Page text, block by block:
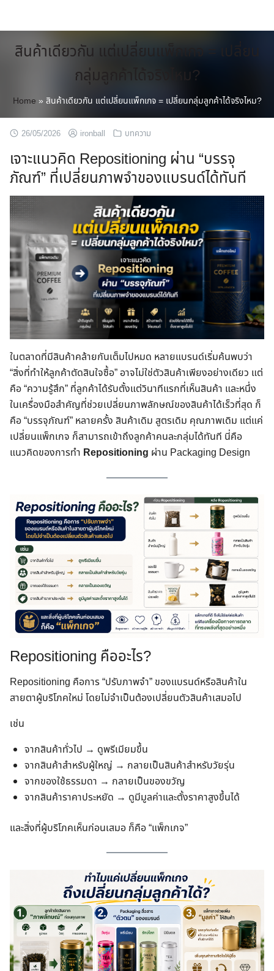
สินค้าเดียวกัน แต่เปลี่ยนแพ็กเกจ = เปลี่ยน
กลุ่มลูกค้าได้จริงไหม?
Home » สินค้าเดียวกัน แต่เปลี่ยนแพ็กเกจ = เปลี่ยนกลุ่มลูกค้าได้จริงไหม?
26/05/2026 ironball บทความ
เจาะแนวคิด Repositioning ผ่าน “บรรจุ
ภัณฑ์” ที่เปลี่ยนภาพจำของแบรนด์ได้ทันที
ในตลาดที่มีสินค้าคล้ายกันเต็มไปหมด หลายแบรนด์เริ่มค้นพบว่า
“สิ่งที่ทำให้ลูกค้าตัดสินใจซื้อ” อาจไม่ใช่ตัวสินค้าเพียงอย่างเดียว แต่
คือ “ความรู้สึก” ที่ลูกค้าได้รับตั้งแต่วินาทีแรกที่เห็นสินค้า และหนึ่ง
ในเครื่องมือสำคัญที่ช่วยเปลี่ยนภาพลักษณ์ของสินค้าได้เร็วที่สุด ก็
คือ “บรรจุภัณฑ์” หลายครั้ง สินค้าเดิม สูตรเดิม คุณภาพเดิม แต่แค่
เปลี่ยนแพ็กเกจ ก็สามารถเข้าถึงลูกค้าคนละกลุ่มได้ทันที นี่คือ
แนวคิดของการทำ Repositioning ผ่าน Packaging Design
Repositioning คืออะไร?
Repositioning คือการ “ปรับภาพจำ” ของแบรนด์หรือสินค้าใน
สายตาผู้บริโภคใหม่ โดยไม่จำเป็นต้องเปลี่ยนตัวสินค้าเสมอไป
เช่น
จากสินค้าทั่วไป → ดูพรีเมียมขึ้น
จากสินค้าสำหรับผู้ใหญ่ → กลายเป็นสินค้าสำหรับวัยรุ่น
จากของใช้ธรรมดา → กลายเป็นของขวัญ
จากสินค้าราคาประหยัด → ดูมีมูลค่าและตั้งราคาสูงขึ้นได้
และสิ่งที่ผู้บริโภคเห็นก่อนเสมอ ก็คือ “แพ็กเกจ”